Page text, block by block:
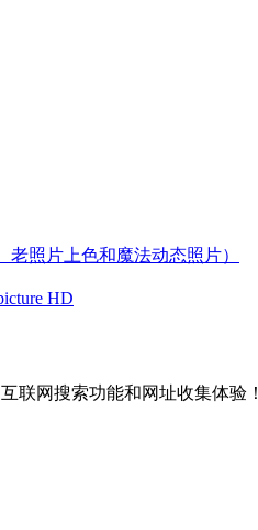
照片上色和魔法动态照片）
HD
联网搜索功能和网址收集体验！